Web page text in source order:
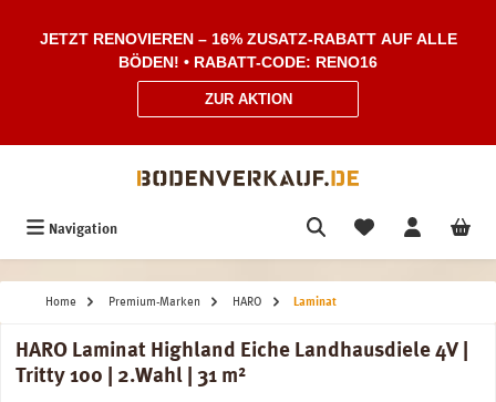
JETZT RENOVIEREN – 16% ZUSATZ-RABATT AUF ALLE
BÖDEN! • RABATT-CODE: RENO16
ZUR AKTION
Navigation
Home Premium-Marken HARO Laminat
HARO Laminat Highland Eiche Landhausdiele 4V |
Tritty 100 | 2.Wahl | 31 m²